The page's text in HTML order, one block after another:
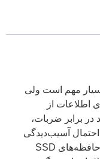
بسیار مهم است ولی
اطلاعات از
برابر ضربات،
آسیب‌دیدگی‌
آن‌ها و از دست رفتن اطلاعات وجود دارد. حافظه‌های SSD